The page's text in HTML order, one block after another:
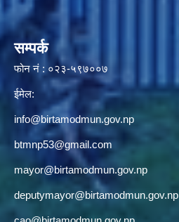
सम्पर्क
फोन नं : ०२३-५९७००७
ईमेल:
info@birtamodmun.gov.np
btmnp53@gmail.com
mayor@birtamodmun.gov.np
deputymayor@birtamodmun.gov.np